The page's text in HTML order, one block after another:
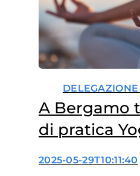
A Bergamo
di pratica
2025-05-29T10:11:40